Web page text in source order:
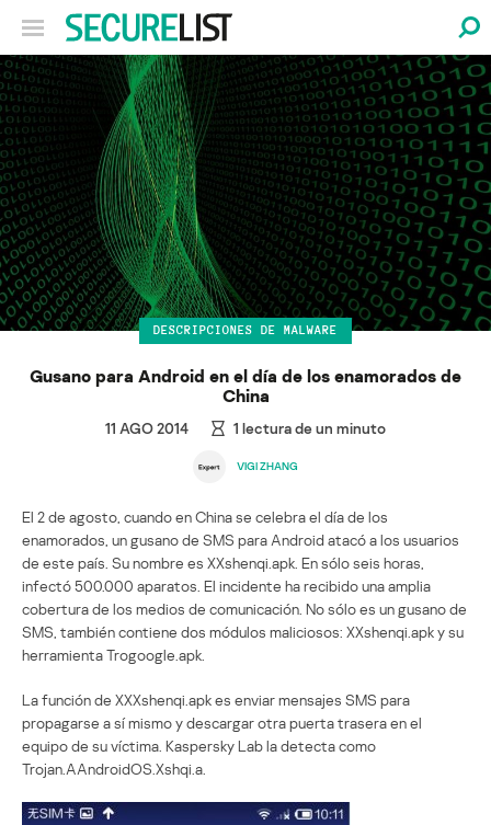
DESCRIPCIONES DE MALWARE
Gusano para Android en el día de los enamorados de
China
11 AGO 2014 1 lectura de un minuto
VIGI ZHANG
El 2 de agosto, cuando en China se celebra el día de los
enamorados, un gusano de SMS para Android atacó a los usuarios
de este país. Su nombre es XXshenqi.apk. En sólo seis horas,
infectó 500.000 aparatos. El incidente ha recibido una amplia
cobertura de los medios de comunicación. No sólo es un gusano de
SMS, también contiene dos módulos maliciosos: XXshenqi.apk y su
herramienta Trogoogle.apk.
La función de XXXshenqi.apk es enviar mensajes SMS para
propagarse a sí mismo y descargar otra puerta trasera en el
equipo de su víctima. Kaspersky Lab la detecta como
Trojan.AAndroidOS.Xshqi.a.